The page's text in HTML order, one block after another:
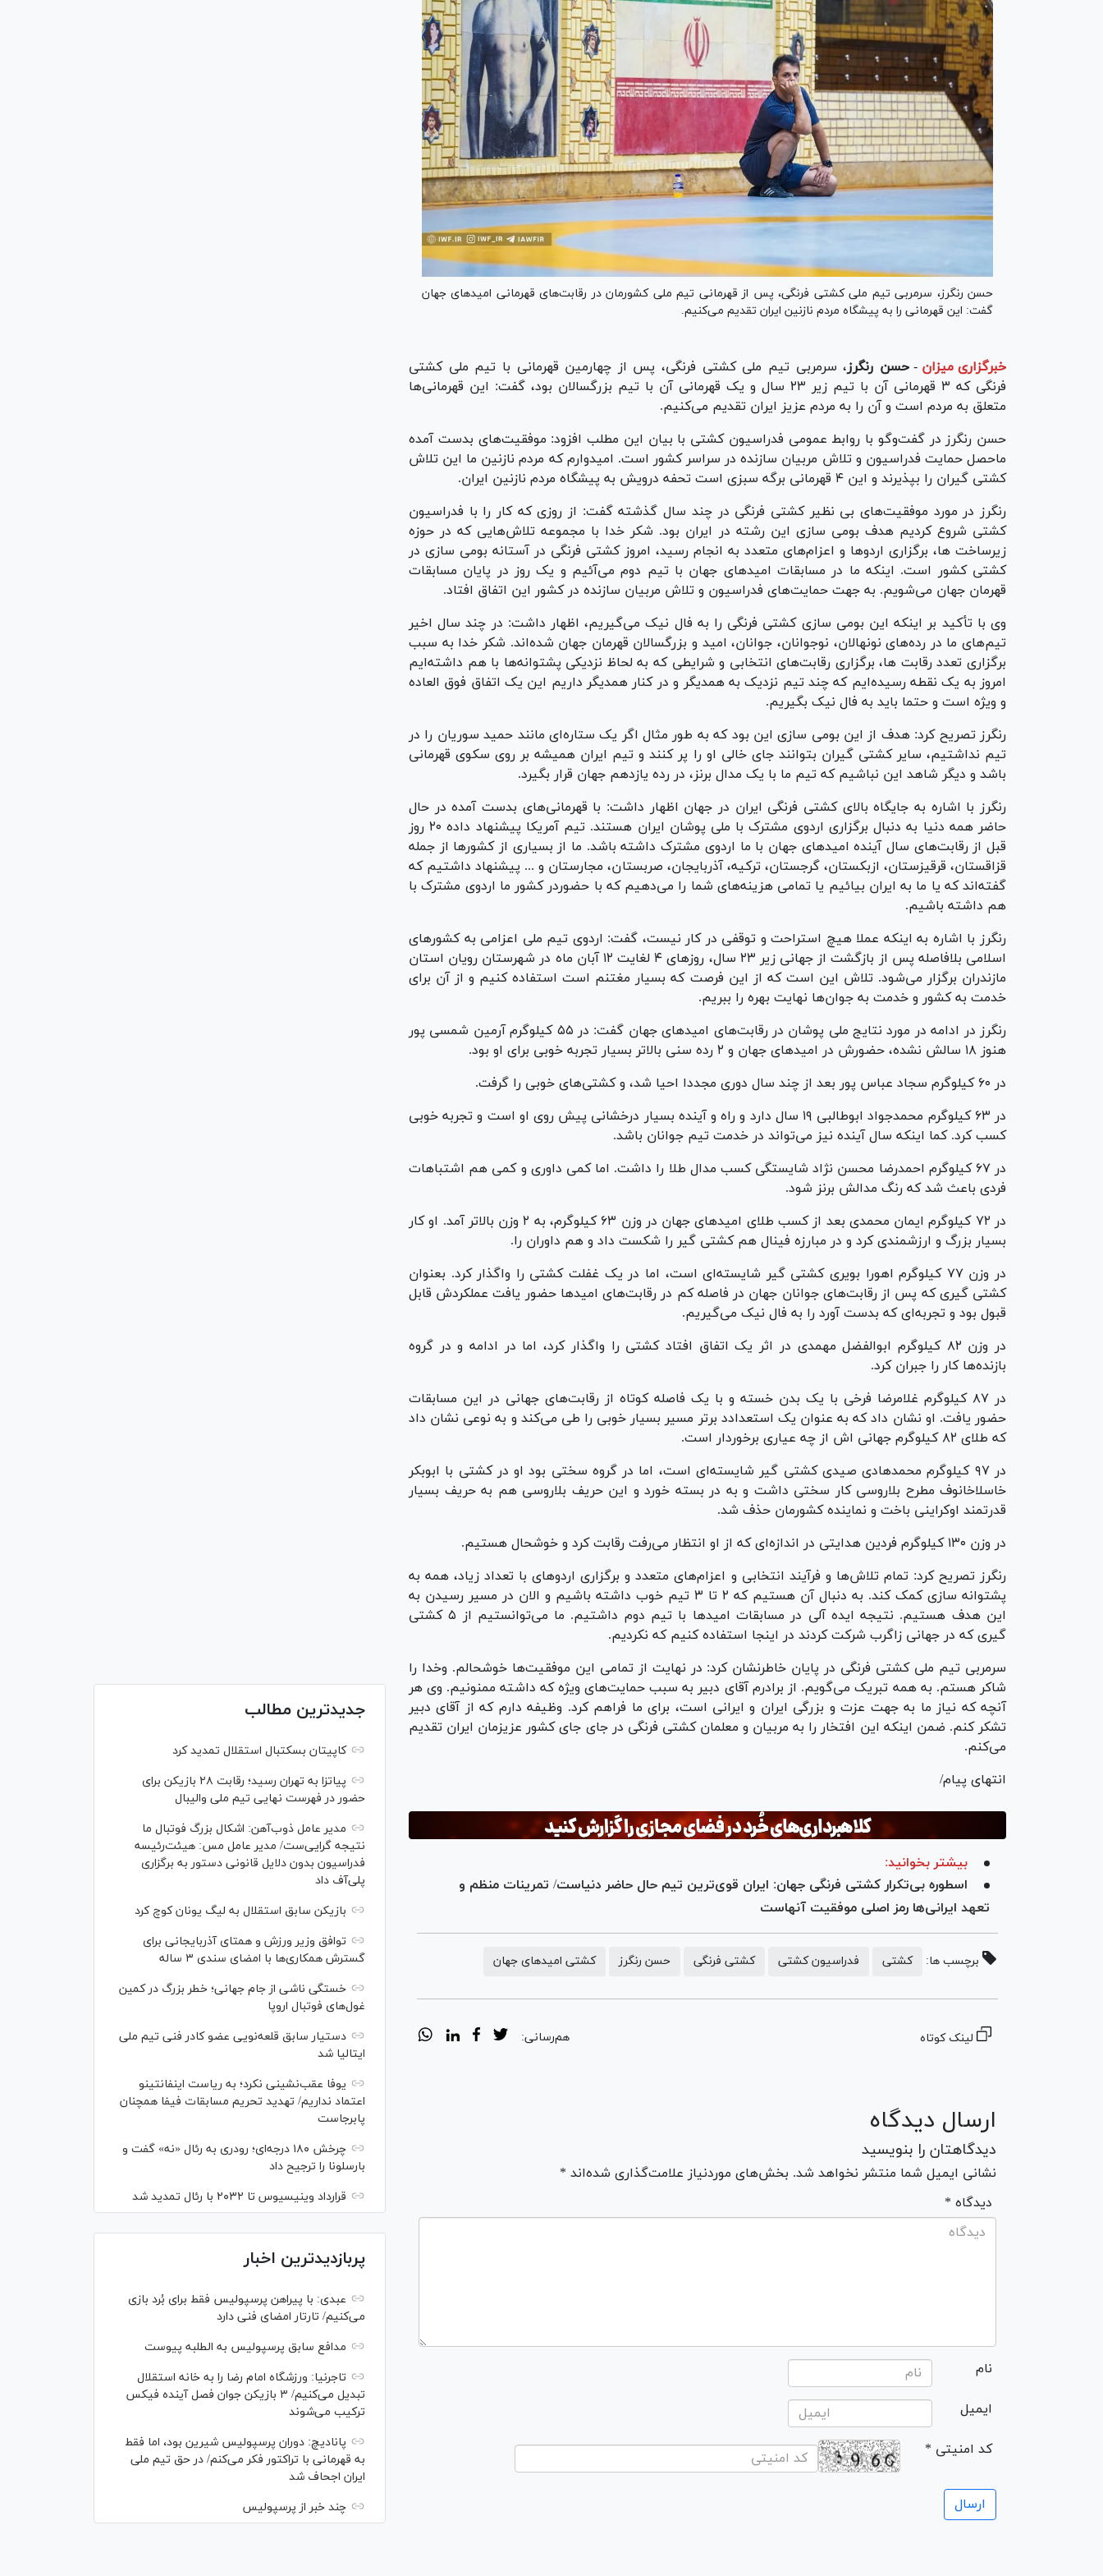
حسن رنگرز، سرمربی تیم ملی کشتی فرنگی، پس از قهرمانی تیم ملی کشورمان در رقابت‌های قهرمانی امید‌های جهان
گفت: این قهرمانی را به پیشگاه مردم نازنین ایران تقدیم می‌کنیم.
خبرگزاری میزان - حسن رنگرز، سرمربی تیم ملی کشتی فرنگی، پس از چهارمین قهرمانی با تیم ملی کشتی
فرنگی که ۳ قهرمانی آن با تیم زیر ۲۳ سال و یک قهرمانی آن با تیم بزرگسالان بود، گفت: این قهرمانی‌ها
متعلق به مردم است و آن را به مردم عزیز ایران تقدیم می‌کنیم.
حسن رنگرز در گفت‌و‌گو با روابط عمومی فدراسیون کشتی با بیان این مطلب افزود: موفقیت‌های بدست آمده
ماحصل حمایت فدراسیون و تلاش مربیان سازنده در سراسر کشور است. امیدوارم که مردم نازنین ما این تلاش
کشتی گیران را بپذیرند و این ۴ قهرمانی برگه سبزی است تحفه درویش به پیشگاه مردم نازنین ایران.
رنگرز در مورد موفقیت‌های بی نظیر کشتی فرنگی در چند سال گذشته گفت: از روزی که کار را با فدراسیون
کشتی شروع کردیم هدف بومی سازی این رشته در ایران بود. شکر خدا با مجموعه تلاش‌هایی که در حوزه
زیرساخت ها، برگزاری اردو‌ها و اعزام‌های متعدد به انجام رسید، امروز کشتی فرنگی در آستانه بومی سازی در
کشتی کشور است. اینکه ما در مسابقات امید‌های جهان با تیم دوم می‌آئیم و یک روز در پایان مسابقات
قهرمان جهان می‌شویم. به جهت حمایت‌های فدراسیون و تلاش مربیان سازنده در کشور این اتفاق افتاد.
وی با تأکید بر اینکه این بومی سازی کشتی فرنگی را به فال نیک می‌گیریم، اظهار داشت: در چند سال اخیر
تیم‌های ما در رده‌های نونهالان، نوجوانان، جوانان، امید و بزرگسالان قهرمان جهان شده‌اند. شکر خدا به سبب
برگزاری تعدد رقابت ها، برگزاری رقابت‌های انتخابی و شرایطی که به لحاظ نزدیکی پشتوانه‌ها با هم داشته‌ایم
امروز به یک نقطه رسیده‌ایم که چند تیم نزدیک به همدیگر و در کنار همدیگر داریم این یک اتفاق فوق العاده
و ویژه است و حتما باید به فال نیک بگیریم.
رنگرز تصریح کرد: هدف از این بومی سازی این بود که به طور مثال اگر یک ستاره‌ای مانند حمید سوریان را در
تیم نداشتیم، سایر کشتی گیران بتوانند جای خالی او را پر کنند و تیم ایران همیشه بر روی سکوی قهرمانی
باشد و دیگر شاهد این نباشیم که تیم ما با یک مدال برنز، در رده یازدهم جهان قرار بگیرد.
رنگرز با اشاره به جایگاه بالای کشتی فرنگی ایران در جهان اظهار داشت: با قهرمانی‌های بدست آمده در حال
حاضر همه دنیا به دنبال برگزاری اردوی مشترک با ملی پوشان ایران هستند. تیم آمریکا پیشنهاد داده ۲۰ روز
قبل از رقابت‌های سال آینده امید‌های جهان با ما اردوی مشترک داشته باشد. ما از بسیاری از کشور‌ها از جمله
قزاقستان، قرقیزستان، ازبکستان، گرجستان، ترکیه، آذربایجان، صربستان، مجارستان و ... پیشنهاد داشتیم که
گفته‌اند که یا ما به ایران بیائیم یا تمامی هزینه‌های شما را می‌دهیم که با حضوردر کشور ما اردوی مشترک با
هم داشته باشیم.
رنگرز با اشاره به اینکه عملا هیچ استراحت و توقفی در کار نیست، گفت: اردوی تیم ملی اعزامی به کشور‌های
اسلامی بلافاصله پس از بازگشت از جهانی زیر ۲۳ سال، روز‌های ۴ لغایت ۱۲ آبان ماه در شهرستان رویان استان
مازندران برگزار می‌شود. تلاش این است که از این فرصت که بسیار مغتنم است استفاده کنیم و از آن برای
خدمت به کشور و خدمت به جوان‌ها نهایت بهره را ببریم.
رنگرز در ادامه در مورد نتایج ملی پوشان در رقابت‌های امید‌های جهان گفت: در ۵۵ کیلوگرم آرمین شمسی پور
هنوز ۱۸ سالش نشده، حضورش در امید‌های جهان و ۲ رده سنی بالاتر بسیار تجربه خوبی برای او بود.
در ۶۰ کیلوگرم سجاد عباس پور بعد از چند سال دوری مجددا احیا شد، و کشتی‌های خوبی را گرفت.
در ۶۳ کیلوگرم محمدجواد ابوطالبی ۱۹ سال دارد و راه و آینده بسیار درخشانی پیش روی او است و تجربه خوبی
کسب کرد. کما اینکه سال آینده نیز می‌تواند در خدمت تیم جوانان باشد.
در ۶۷ کیلوگرم احمدرضا محسن نژاد شایستگی کسب مدال طلا را داشت. اما کمی داوری و کمی هم اشتباهات
فردی باعث شد که رنگ مدالش برنز شود.
در ۷۲ کیلوگرم ایمان محمدی بعد از کسب طلای امید‌های جهان در وزن ۶۳ کیلوگرم، به ۲ وزن بالاتر آمد. او کار
بسیار بزرگ و ارزشمندی کرد و در مبارزه فینال هم کشتی گیر را شکست داد و هم داوران را.
در وزن ۷۷ کیلوگرم اهورا بویری کشتی گیر شایسته‌ای است، اما در یک غفلت کشتی را واگذار کرد. بعنوان
کشتی گیری که پس از رقابت‌های جوانان جهان در فاصله کم در رقابت‌های امید‌ها حضور یافت عملکردش قابل
قبول بود و تجربه‌ای که بدست آورد را به فال نیک می‌گیریم.
در وزن ۸۲ کیلوگرم ابوالفضل مهمدی در اثر یک اتفاق افتاد کشتی را واگذار کرد، اما در ادامه و در گروه
بازنده‌ها کار را جبران کرد.
در ۸۷ کیلوگرم غلامرضا فرخی با یک بدن خسته و با یک فاصله کوتاه از رقابت‌های جهانی در این مسابقات
حضور یافت. او نشان داد که به عنوان یک استعدادد برتر مسیر بسیار خوبی را طی می‌کند و به نوعی نشان داد
که طلای ۸۲ کیلوگرم جهانی اش از چه عیاری برخوردار است.
در ۹۷ کیلوگرم محمدهادی صیدی کشتی گیر شایسته‌ای است، اما در گروه سختی بود او در کشتی با ابوبکر
خاسلاخانوف مطرح بلاروسی کار سختی داشت و به در بسته خورد و این حریف بلاروسی هم به حریف بسیار
قدرتمند اوکراینی باخت و نماینده کشورمان حذف شد.
در وزن ۱۳۰ کیلوگرم فردین هدایتی در اندازه‌ای که از او انتظار می‌رفت رقابت کرد و خوشحال هستیم.
رنگرز تصریح کرد: تمام تلاش‌ها و فرآیند انتخابی و اعزام‌های متعدد و برگزاری اردو‌های با تعداد زیاد، همه به
پشتوانه سازی کمک کند. به دنبال آن هستیم که ۲ تا ۳ تیم خوب داشته باشیم و الان در مسیر رسیدن به
این هدف هستیم. نتیجه ایده آلی در مسابقات امید‌ها با تیم دوم داشتیم. ما می‌توانستیم از ۵ کشتی
گیری که در جهانی زاگرب شرکت کردند در اینجا استفاده کنیم که نکردیم.
سرمربی تیم ملی کشتی فرنگی در پایان خاطرنشان کرد: در نهایت از تمامی این موفقیت‌ها خوشحالم. وخدا را
شاکر هستم. به همه تبریک می‌گویم. از برادرم آقای دبیر به سبب حمایت‌های ویژه که داشته ممنونیم. وی هر
آنچه که نیاز ما به جهت عزت و بزرگی ایران و ایرانی است، برای ما فراهم کرد. وظیفه دارم که از آقای دبیر
تشکر کنم. ضمن اینکه این افتخار را به مربیان و معلمان کشتی فرنگی در جای جای کشور عزیزمان ایران تقدیم
می‌کنم.
انتهای پیام/
بیشتر بخوانید:
اسطوره بی‌تکرار کشتی فرنگی جهان: ایران قوی‌ترین تیم حال حاضر دنیاست/ تمرینات منظم و
تعهد ایرانی‌ها رمز اصلی موفقیت آنهاست
برچسب ها: کشتی فدراسیون کشتی کشتی فرنگی حسن رنگرز کشتی امیدهای جهان
لینک کوتاه هم‌رسانی:
ارسال دیدگاه
دیدگاهتان را بنویسید
نشانی ایمیل شما منتشر نخواهد شد. بخش‌های موردنیاز علامت‌گذاری شده‌اند *
* دیدگاه
نام
ایمیل
* کد امنیتی
جدیدترین مطالب
کاپیتان بسکتبال استقلال تمدید کرد
پیاتزا به تهران رسید؛ رقابت ۲۸ بازیکن برای
حضور در فهرست نهایی تیم ملی والیبال
مدیر عامل ذوب‌آهن: اشکال بزرگ فوتبال ما
نتیجه گرایی‌ست/ مدیر عامل مس: هیئت‌رئیسه
فدراسیون بدون دلایل قانونی دستور به برگزاری
پلی‌آف داد
بازیکن سابق استقلال به لیگ یونان کوچ کرد
توافق وزیر ورزش و همتای آذربایجانی برای
گسترش همکاری‌ها با امضای سندی ۳ ساله
خستگی ناشی از جام جهانی؛ خطر بزرگ در کمین
غول‌های فوتبال اروپا
دستیار سابق قلعه‌نویی عضو کادر فنی تیم ملی
ایتالیا شد
یوفا عقب‌نشینی نکرد؛ به ریاست اینفانتینو
اعتماد نداریم/ تهدید تحریم مسابقات فیفا همچنان
پابرجاست
چرخش ۱۸۰ درجه‌ای؛ رودری به رئال «نه» گفت و
بارسلونا را ترجیح داد
قرارداد وینیسیوس تا ۲۰۳۲ با رئال‌ تمدید شد
پربازدیدترین اخبار
عبدی: با پیراهن پرسپولیس فقط برای بُرد بازی
می‌کنیم/ تارتار امضای فنی دارد
مدافع سابق پرسپولیس به الطلبه پیوست
تاجرنیا: ورزشگاه امام رضا را به خانه استقلال
تبدیل می‌کنیم/ ۳ بازیکن جوان فصل آینده فیکس
ترکیب می‌شوند
پانادیچ: دوران پرسپولیس شیرین بود، اما فقط
به قهرمانی با تراکتور فکر می‌کنم/ در حق تیم ملی
ایران اجحاف شد
چند خبر از پرسپولیس